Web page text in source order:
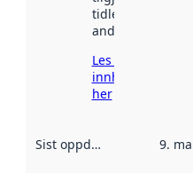
tidlegare
andre stader.
Les meir om
innhenting
her
Sist oppdatert 9.